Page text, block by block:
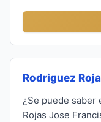
Rodriguez
¿Se puede
Rojas Jose